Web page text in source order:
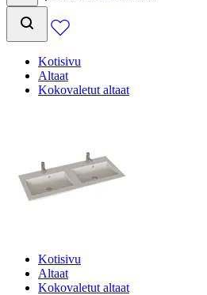
Kotisivu
Altaat
Kokovaletut altaat
Kotisivu
Altaat
Kokovaletut altaat